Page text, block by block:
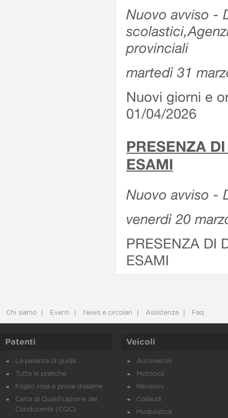
Nuovo avviso -
provinciali
martedì 31
Nuovi giorni e
01/04/2026
PRESENZA
ESAMI
Nuovo avviso -
venerdì 20
PRESENZA DI
ESAMI
Chi siamo Eventi News e circolari Assistenza Faq
Patenti
La patente di guida
Tutte le pratiche
Foglio rosa e prove d’esame
Carta di Qualificazione del
Conducente (CQC)
Veicoli
Autoveicoli
Motocicli
Revisioni
Collaudi
Modulistica